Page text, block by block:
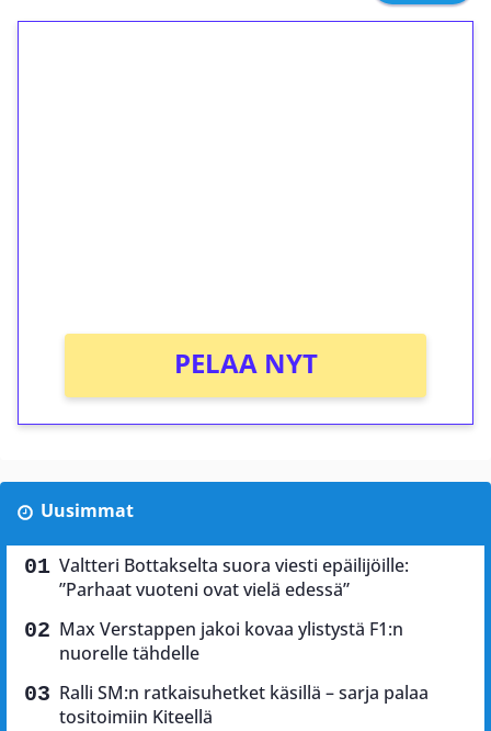
PELAA NYT
Uusimmat
Valtteri Bottakselta suora viesti epäilijöille:
”Parhaat vuoteni ovat vielä edessä”
Max Verstappen jakoi kovaa ylistystä F1:n
nuorelle tähdelle
Ralli SM:n ratkaisuhetket käsillä – sarja palaa
tositoimiin Kiteellä